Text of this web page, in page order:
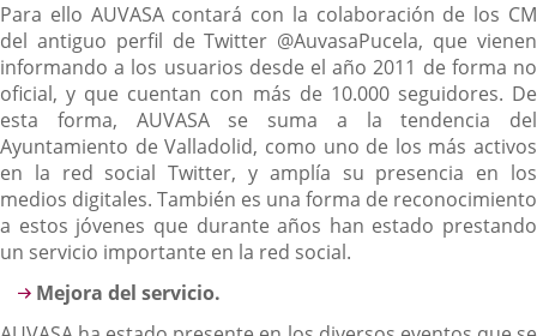
Para ello AUVASA contará con la colaboración de los CM
del antiguo perfil de Twitter @AuvasaPucela, que vienen
informando a los usuarios desde el año 2011 de forma no
oficial, y que cuentan con más de 10.000 seguidores. De
esta forma, AUVASA se suma a la tendencia del
Ayuntamiento de Valladolid, como uno de los más activos
en la red social Twitter, y amplía su presencia en los
medios digitales. También es una forma de reconocimiento
a estos jóvenes que durante años han estado prestando
un servicio importante en la red social.
Mejora del servicio.